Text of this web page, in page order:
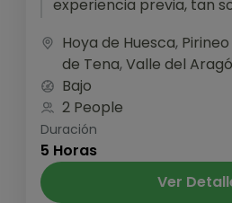
experiencia previa, tan
Hoya de Huesca,
de Tena,Valle del
Bajo
2 People
Duración
5 Horas
Ver